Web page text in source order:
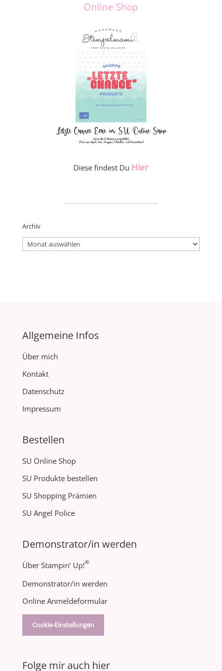
Online Shop
Diese findest Du Hier
Archiv
Archiv
Allgemeine Infos
Über mich
Kontakt
Datenschutz
Impressum
Bestellen
SU Online Shop
SU Produkte bestellen
SU Shopping Prämien
SU Angel Police
Demonstrator/in werden
Über Stampin‘ Up!®
Demonstrator/in werden
Online Anmeldeformular
Cookie-Einstellungen
Folge mir auch hier